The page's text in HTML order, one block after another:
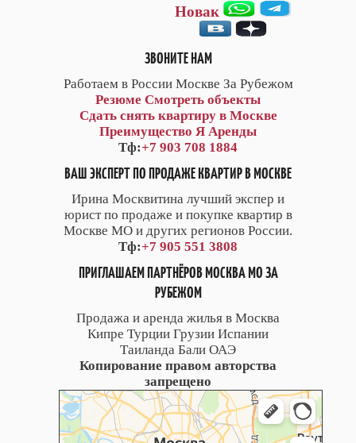
Новак
ЗВОНИТЕ НАМ
Работаем в России Москве За Рубежом
Резюме Смотреть объекты
Сдать снять квартиру в Москве
Преимущество Я Аренды
Тф:+7 903 708 1884
ВАШ ЭКСПЕРТ ПО ПРОДАЖЕ КВАРТИР В МОСКВЕ
Ирина Москвитина лучший экспер и
юрист по продаже и покупке квартир в
Москве МО и других регионов России.
Тф:+7 905 551 3808
ПРИГЛАШАЕМ ПАРТНЁРОВ МОСКВА МО ЗА
РУБЕЖОМ
Продажа и аренда жилья в Москва
Кипре Турции Грузии Испании
Таиланда Бали ОАЭ
Копирование правом авторства
запрещено